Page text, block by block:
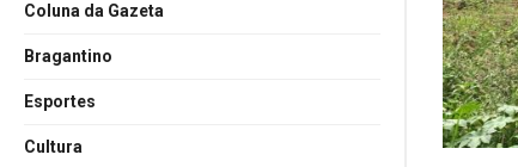
Coluna da Gazeta
Bragantino
Esportes
Cultura